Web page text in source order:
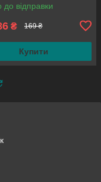
до відправки
₴ 169 ₴
Купити